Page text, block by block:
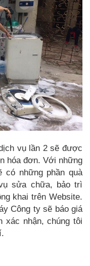
vụ lần 2 sẽ được
hóa đơn. Với những
có những phần quà
sửa chữa, bảo trì
khai trên Website.
Công ty sẽ báo giá
xác nhận, chúng tôi